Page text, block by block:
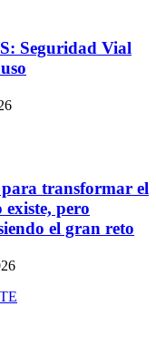
Seguridad Vial
transformar el
pero
el gran reto